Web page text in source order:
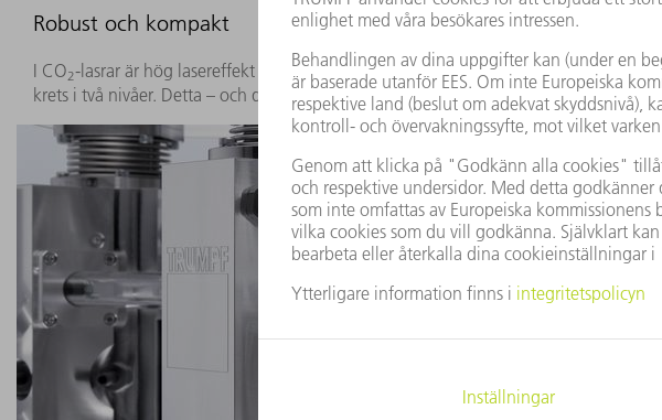
Robust och kompakt
I CO2-lasrar är hög lasereffekt och god strålkvalitet direkt beroende av
krets i två nivåer. Detta – och det nästan slutna systemet – gör TruFlow-lasrarna